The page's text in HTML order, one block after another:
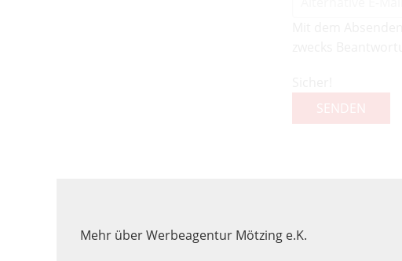
SENDEN
Mehr über Werbeagentur Mötzing e.K.